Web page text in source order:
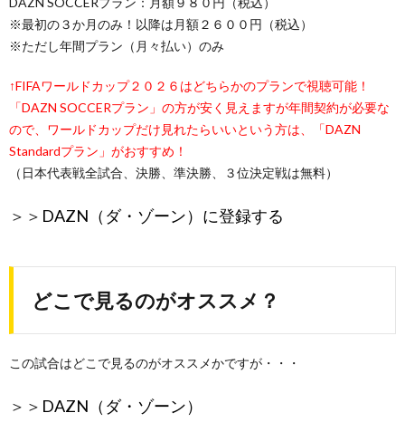
※最初の３か月のみ！以降は月額２６００円（税込）
※ただし年間プラン（月々払い）のみ
↑FIFAワールドカップ２０２６はどちらかのプランで視聴可能！
「DAZN SOCCERプラン」の方が安く見えますが年間契約が必要な
ので、ワールドカップだけ見れたらいいという方は、「DAZN
Standardプラン」がおすすめ！
（日本代表戦全試合、決勝、準決勝、３位決定戦は無料）
＞＞ DAZN（ダ・ゾーン）に登録する
どこで見るのがオススメ？
この試合はどこで見るのがオススメかですが・・・
＞＞ DAZN（ダ・ゾーン）